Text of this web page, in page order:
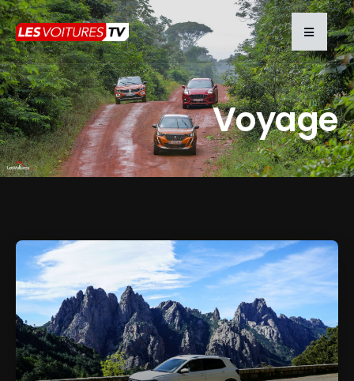
Voyage